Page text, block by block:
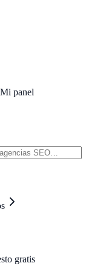
Mi panel
gratis